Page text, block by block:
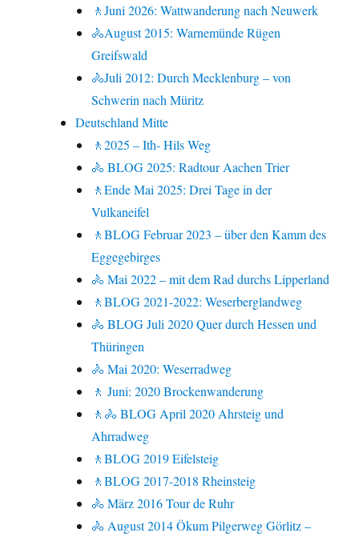
🚶Juni 2026: Wattwanderung nach Neuwerk
🚴August 2015: Warnemünde Rügen
Greifswald
🚴Juli 2012: Durch Mecklenburg – von
Schwerin nach Müritz
Deutschland Mitte
🚶2025 – Ith- Hils Weg
🚴 BLOG 2025: Radtour Aachen Trier
🚶Ende Mai 2025: Drei Tage in der
Vulkaneifel
🚶BLOG Februar 2023 – über den Kamm des
Eggegebirges
🚴 Mai 2022 – mit dem Rad durchs Lipperland
🚶BLOG 2021-2022: Weserberglandweg
🚴 BLOG Juli 2020 Quer durch Hessen und
Thüringen
🚴 Mai 2020: Weserradweg
🚶 Juni: 2020 Brockenwanderung
🚶🚴 BLOG April 2020 Ahrsteig und
Ahrradweg
🚶BLOG 2019 Eifelsteig
🚶BLOG 2017-2018 Rheinsteig
🚴 März 2016 Tour de Ruhr
🚴 August 2014 Ökum Pilgerweg Görlitz –